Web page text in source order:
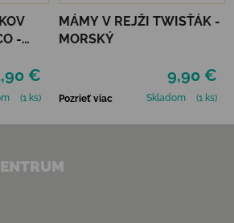
-
€
(1 ks)
MÁMY V REJŽI TWISŤÁK -
MORSKÝ
9,90 €
Pozrieť viac Skladom (1 ks)